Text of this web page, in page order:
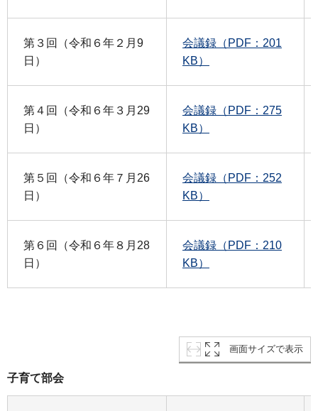
第３回（令和６年２月9
日）
会議録（PDF：201
KB）
第４回（令和６年３月29
日）
会議録（PDF：275
KB）
第５回（令和６年７月26
日）
会議録（PDF：252
KB）
第６回（令和６年８月28
日）
会議録（PDF：210
KB）
画面サイズで表示
子育て部会